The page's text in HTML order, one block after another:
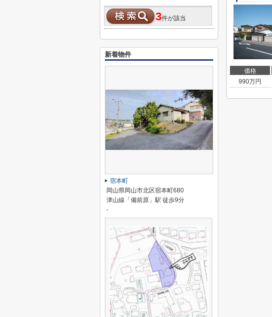
価格
990万円
3件が該当
新着物件
宿本町
岡山県岡山市北区宿本町680
津山線「備前原」駅 徒歩9分
-